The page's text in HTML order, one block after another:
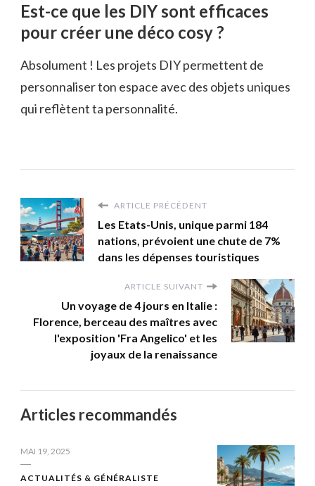
Est-ce que les DIY sont efficaces
pour créer une déco cosy ?
Absolument ! Les projets DIY permettent de
personnaliser ton espace avec des objets uniques
qui reflètent ta personnalité.
ARTICLE PRÉCÉDENT
Les Etats-Unis, unique parmi 184
nations, prévoient une chute de 7%
dans les dépenses touristiques
ARTICLE SUIVANT
Un voyage de 4 jours en Italie :
Florence, berceau des maîtres avec
l'exposition 'Fra Angelico' et les
joyaux de la renaissance
Articles recommandés
MAI 19, 2025
ACTUALITÉS & GÉNÉRALISTE